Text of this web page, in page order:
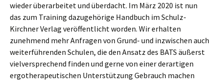
wieder überarbeitet und überdacht. Im März 2020 ist nun
das zum Training dazugehörige Handbuch im Schulz-
Kirchner Verlag veröffentlicht worden. Wir erhalten
zunehmend mehr Anfragen von Grund- und inzwischen auch
weiterführenden Schulen, die den Ansatz des BATS äußerst
vielversprechend finden und gerne von einer derartigen
ergotherapeutischen Unterstützung Gebrauch machen